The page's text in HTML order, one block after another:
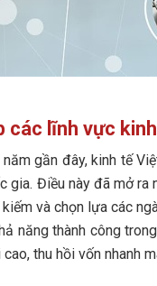
các lĩnh vực
năm gần đây, kinh tế
gia. Điều này đã mở ra
và chọn lựa các
năng thành công
thu hồi vốn nhanh